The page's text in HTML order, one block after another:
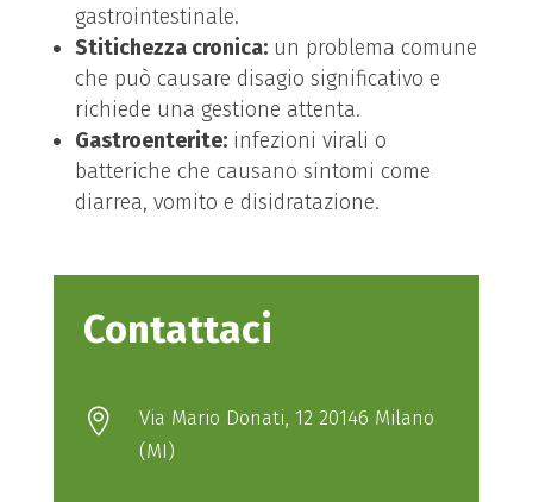
gastrointestinale.
Stitichezza cronica: un problema comune
che può causare disagio significativo e
richiede una gestione attenta.
Gastroenterite: infezioni virali o
batteriche che causano sintomi come
diarrea, vomito e disidratazione.
Contattaci

Via Mario Donati, 12 20146 Milano
(MI)